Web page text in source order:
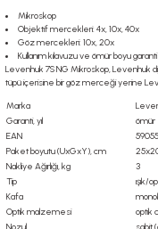
Mikroskop
Objektif mercekleri: 4x, 10x, 40x
Göz mercekleri: 10x, 20x
Kullanım kılavuzu ve ömür boyu garanti
Levenhuk 7S NG Mikroskop, Levenhuk
tüpü içerisine bir göz merceği yerine
Marka
Garanti, yıl
ömür
EAN
Paket boyutu (UxGxY), cm
Nakliye Ağırlığı, kg
3
Tip
ışık/
Kafa
Optik malzemesi
optik